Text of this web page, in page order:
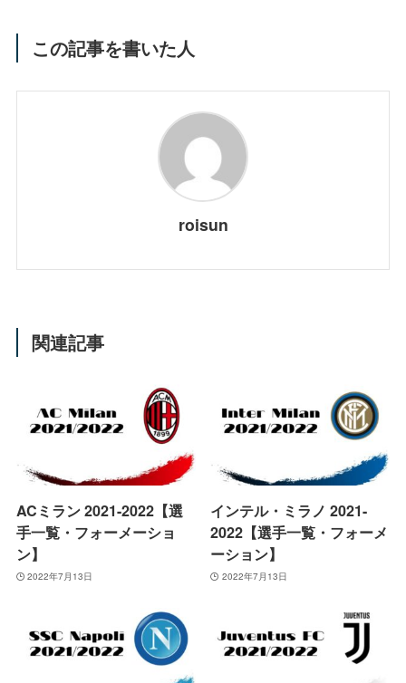
この記事を書いた人
roisun
関連記事
ACミラン 2021-2022【選
手一覧・フォーメーショ
ン】
2022年7月13日
インテル・ミラノ 2021-
2022【選手一覧・フォーメ
ーション】
2022年7月13日